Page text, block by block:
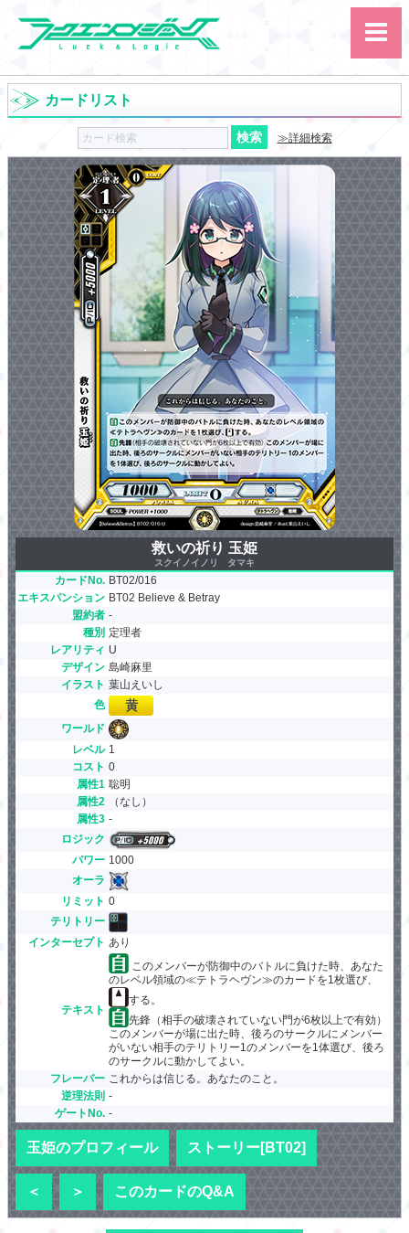
サイト内検索
カード ルール
講習会
その他
カードリスト
≫詳細検索
救いの祈り 玉姫
スクイノイノリ タマキ
カードNo. BT02/016
エキスパンション BT02 Believe & Betray
盟約者 -
種別 定理者
レアリティ U
デザイン 島崎麻里
イラスト 葉山えいし
色
ワールド
レベル 1
コスト 0
属性1 聡明
属性2
（なし）
属性3 -
ロジック
パワー 1000
オーラ
リミット 0
テリトリー
インターセプト あり
テキスト
このメンバーが防御中のバトルに負けた時、あなた
のレベル領域の≪テトラヘヴン≫のカードを1枚選び、
する。
先鋒（相手の破壊されていない門が6枚以上で有効）
このメンバーが場に出た時、後ろのサークルにメンバー
がいない相手のテリトリー1のメンバーを1体選び、後ろ
のサークルに動かしてよい。
フレーバー これからは信じる。あなたのこと。
逆理法則 -
ゲートNo. -
玉姫のプロフィール ストーリー[BT02]
＜ ＞ このカードのQ&A